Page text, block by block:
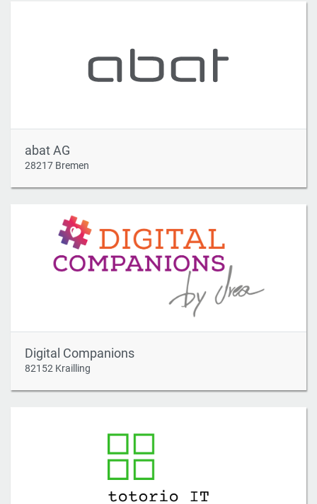
abat AG
28217 Bremen
Digital Companions
82152 Krailling